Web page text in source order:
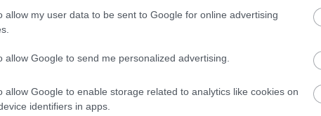
allow my user data to be sent to Google for online advertising
allow Google to send me personalized advertising.
allow Google to enable storage related to analytics like cookies on
identifiers in apps.
egyeztetett a
dolgozóinak
számos vállalkozás
akik a tószegi
ország, Szolnokon pedig egy
rögzítettek a meteorológiai
településen is olyan értékek